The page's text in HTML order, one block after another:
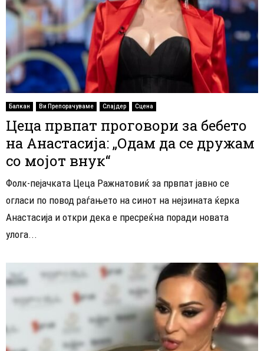
Балкан Ви Препорачуваме Слајдер Сцена
Цеца првпат проговори за бебето
на Анастасија: „Одам да се дружам
со мојот внук“
Фолк-пејачката Цеца Ражнатовиќ за првпат јавно се
огласи по повод раѓањето на синот на нејзината ќерка
Анастасија и откри дека е пресреќна поради новата
улога...